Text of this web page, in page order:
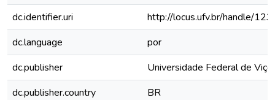
dc.identifier.uri
http://locus.ufv.br/handle/
dc.language
por
dc.publisher
Universidade Federal de
dc.publisher.country
BR